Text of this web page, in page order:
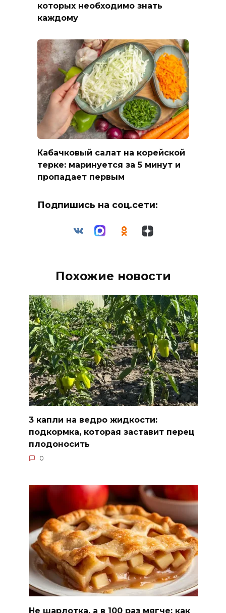
которых необходимо знать
каждому
Кабачковый салат на корейской
терке: маринуется за 5 минут и
пропадает первым
Подпишись на соц.сети:
Похожие новости
3 капли на ведро жидкости:
подкормка, которая заставит перец
плодоносить
0
Не шарлотка, а в 100 раз мягче: как